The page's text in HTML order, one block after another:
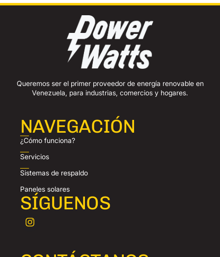
Queremos ser el primer proveedor de energía renovable en
Venezuela, para industrias, comercios y hogares.
NAVEGACIÓN
¿Cómo funciona?
Servicios
Sistemas de respaldo
Paneles solares
SÍGUENOS